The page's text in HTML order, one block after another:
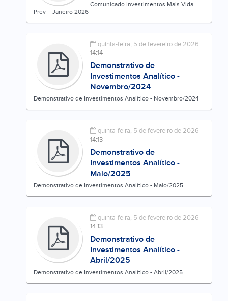
Comunicado Investimentos Mais Vida
Prev – Janeiro 2026
quinta-feira, 5 de fevereiro de 2026
14:14
Demonstrativo de
Investimentos Analítico -
Novembro/2024
Demonstrativo de Investimentos Analítico - Novembro/2024
quinta-feira, 5 de fevereiro de 2026
14:13
Demonstrativo de
Investimentos Analítico -
Maio/2025
Demonstrativo de Investimentos Analítico - Maio/2025
quinta-feira, 5 de fevereiro de 2026
14:13
Demonstrativo de
Investimentos Analítico -
Abril/2025
Demonstrativo de Investimentos Analítico - Abril/2025